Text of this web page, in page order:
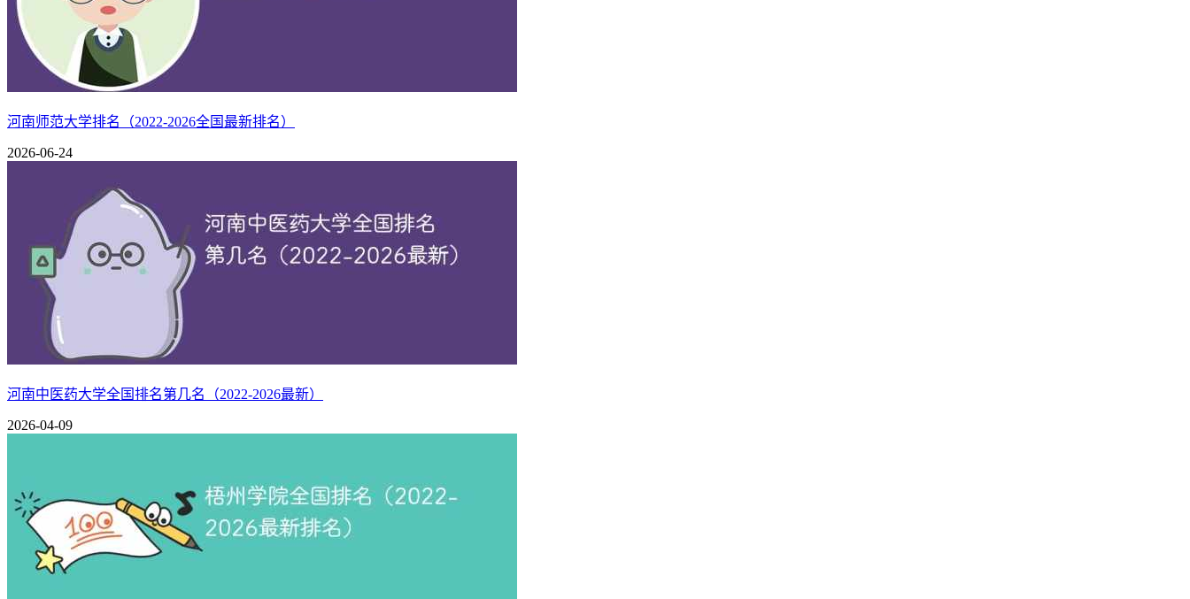
安徽工商职业学院是一所公办全日制高等职业院校，隶属安徽省教育厅。前身是创立于1950年的皖北人民行政公署工商处干部轮训班，1959年成立安徽省合肥商业学校，2003年6月经安徽省
人民政府批准，升格为安徽工商职业学院，2020年起先后与安徽财经大学、阜阳师范大学开展专升本人才联合培养。
第八名：安徽城市管理职业学院
学校是安徽省首批“高水平学校和专业群”建设单位，安徽省首批“三教”改革示范校，全国首批健康学校建设单位，安徽省首批专升本学生联合培养试点单位，安徽省“高职发展标杆校”和“技
能大赛标杆校”，安徽省党建工作示范校，安徽省第四批“三全育人”综合改革立项试点单位，工信部首批“工业信息安全人才培养专项行动计划”实施单位，安徽省第一所由省民政厅、省教育
徽省文明校园、安徽省直文明校园、合肥市卫生先进单位、合肥市双拥合格单位，获第六届“黄炎培职业教育奖”优秀学校奖，学校牵头成立的“安徽现代城市职业教育集团”入选国家级示范性
职业教育集团培育单位。
第九名：安庆医药高等专科学校
安庆医药高等专科学校坐落在“古皖大地，此地宜城”的安庆市，位于长江之畔，大龙山下。办学81年来，始终坚持“科学定位，错位发展，提升内涵，彰显特色”的办学理念，秉承“仁德 笃学
精业 济世”的校训，弘扬“薪火传承 团结拼搏”的百花亭精神，累计培养了6万余名高素质医药卫生人才。
第十名：合肥幼儿师范高等专科学校
新校区占地442亩，建筑面积25.8万平米。学校先后获国家级教学成果二等奖2次、首届全国优秀教材一等奖、入选首批国家级职业教育教师教学创新团队，获批国家语言文字推广基地，获评
教育部国家通用语言文字推广普及先进集体，获批立项全国党建工作样板支部，获批立项建设安徽省首批“双高校”、安徽省首批“三教”改革示范校、安徽省首批“大思政课”实践教学基地项
职院校排行榜全国80所师范类院校第一名。
安徽所有大专院校排名榜名单（附最低录取分数线）：
以2025年在安徽（物理类）招生为例
河南师范大学排名（2022-2026全国最新排名）
2026-06-24
河南中医药大学全国排名第几名（2022-2026最新）
2026-04-09